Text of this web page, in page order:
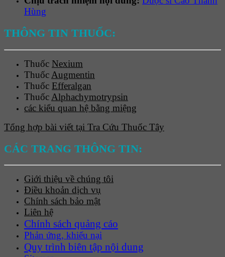
Hùng
THÔNG TIN THUỐC:
Thuốc Nexium
Thuốc Augmentin
Thuốc Efferalgan
Thuốc Alphachymotrypsin
các kiểu quan hệ bằng miệng
Tổng hợp bài viết tại Tra Cứu Thuốc Tây
CÁC TRANG THÔNG TIN:
Giới thiệu về chúng tôi
Điều khoản dịch vụ
Chính sách bảo mật
Liên hệ
Chính sách quảng cáo
Phản ứng, khiếu nại
Quy trình biên tập nội dung